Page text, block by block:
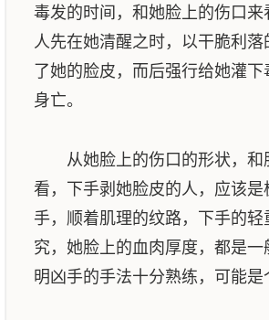
毒发的时间，和她脸上的伤口来
人先在她清醒之时，以干脆利落
了她的脸皮，而后强行给她灌
身亡。
从她脸上的伤口的形状，和
看，下手剥她脸皮的人，应该是
手，顺着肌理的纹路，下手的轻
究，她脸上的血肉厚度，都是一
明凶手的手法十分熟练，可能是